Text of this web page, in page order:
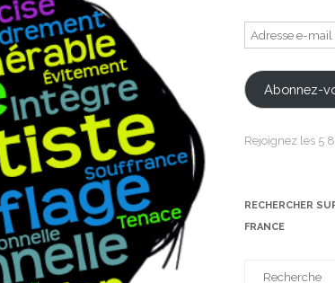
Adresse
e-
mail
Abonnez-
Rejoignez les 5
RECHERCHER
FRANCE